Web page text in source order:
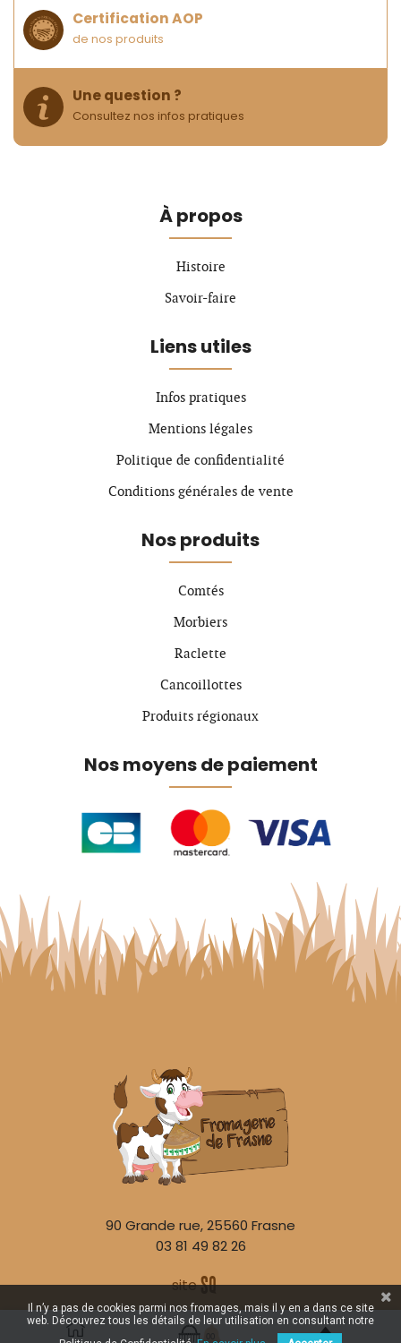
Certification AOP
de nos produits
Une question ?
Consultez nos infos pratiques
À propos
Histoire
Savoir-faire
Liens utiles
Infos pratiques
Mentions légales
Politique de confidentialité
Conditions générales de vente
Nos produits
Comtés
Morbiers
Raclette
Cancoillottes
Produits régionaux
Nos moyens de paiement
90 Grande rue, 25560 Frasne
03 81 49 82 26
siteS
é
q
uaNe
Il n’y a pas de cookies parmi nos fromages, mais il y en a dans ce site
web. Découvrez tous les détails de leur utilisation en consultant notre